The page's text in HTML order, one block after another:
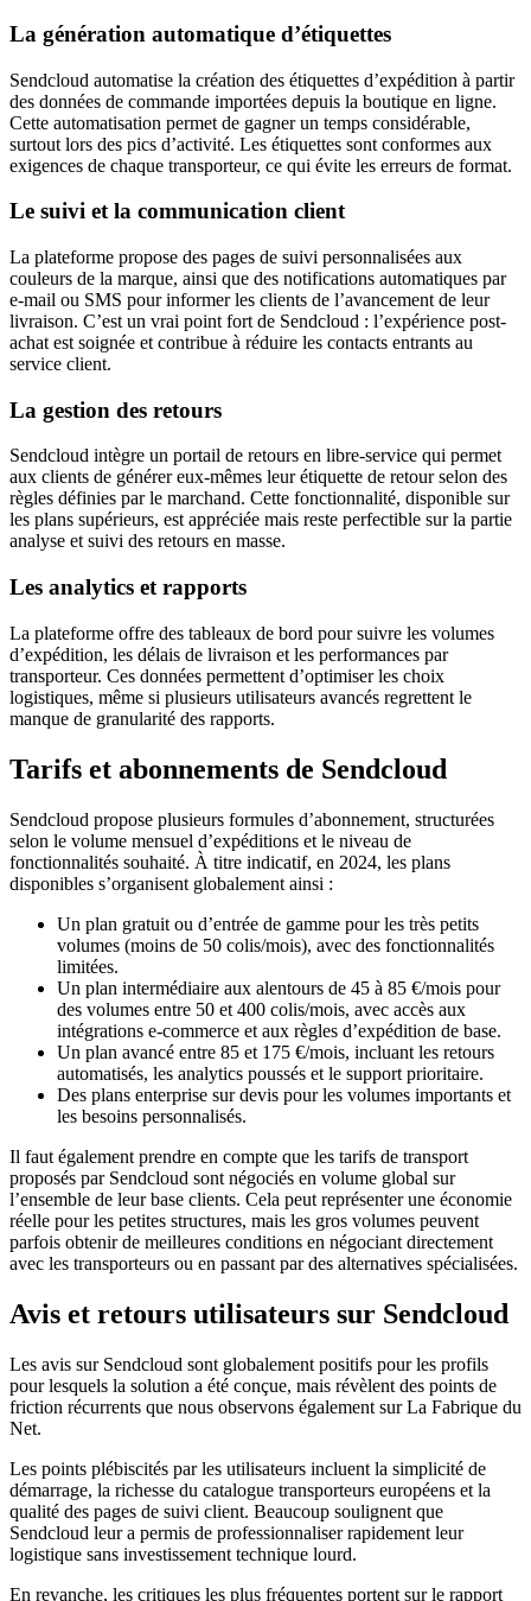
La génération automatique d’étiquettes
Sendcloud automatise la création des étiquettes d’expédition à partir
des données de commande importées depuis la boutique en ligne.
Cette automatisation permet de gagner un temps considérable,
surtout lors des pics d’activité. Les étiquettes sont conformes aux
exigences de chaque transporteur, ce qui évite les erreurs de format.
Le suivi et la communication client
La plateforme propose des pages de suivi personnalisées aux
couleurs de la marque, ainsi que des notifications automatiques par
e-mail ou SMS pour informer les clients de l’avancement de leur
livraison. C’est un vrai point fort de Sendcloud : l’expérience post-
achat est soignée et contribue à réduire les contacts entrants au
service client.
La gestion des retours
Sendcloud intègre un portail de retours en libre-service qui permet
aux clients de générer eux-mêmes leur étiquette de retour selon des
règles définies par le marchand. Cette fonctionnalité, disponible sur
les plans supérieurs, est appréciée mais reste perfectible sur la partie
analyse et suivi des retours en masse.
Les analytics et rapports
La plateforme offre des tableaux de bord pour suivre les volumes
d’expédition, les délais de livraison et les performances par
transporteur. Ces données permettent d’optimiser les choix
logistiques, même si plusieurs utilisateurs avancés regrettent le
manque de granularité des rapports.
Tarifs et abonnements de Sendcloud
Sendcloud propose plusieurs formules d’abonnement, structurées
selon le volume mensuel d’expéditions et le niveau de
fonctionnalités souhaité. À titre indicatif, en 2024, les plans
disponibles s’organisent globalement ainsi :
Un plan gratuit ou d’entrée de gamme pour les très petits
volumes (moins de 50 colis/mois), avec des fonctionnalités
limitées.
Un plan intermédiaire aux alentours de 45 à 85 €/mois pour
des volumes entre 50 et 400 colis/mois, avec accès aux
intégrations e-commerce et aux règles d’expédition de base.
Un plan avancé entre 85 et 175 €/mois, incluant les retours
automatisés, les analytics poussés et le support prioritaire.
Des plans enterprise sur devis pour les volumes importants et
les besoins personnalisés.
Il faut également prendre en compte que les tarifs de transport
proposés par Sendcloud sont négociés en volume global sur
l’ensemble de leur base clients. Cela peut représenter une économie
réelle pour les petites structures, mais les gros volumes peuvent
parfois obtenir de meilleures conditions en négociant directement
avec les transporteurs ou en passant par des alternatives spécialisées.
Avis et retours utilisateurs sur Sendcloud
Les avis sur Sendcloud sont globalement positifs pour les profils
pour lesquels la solution a été conçue, mais révèlent des points de
friction récurrents que nous observons également sur La Fabrique du
Net.
Les points plébiscités par les utilisateurs incluent la simplicité de
démarrage, la richesse du catalogue transporteurs européens et la
qualité des pages de suivi client. Beaucoup soulignent que
Sendcloud leur a permis de professionnaliser rapidement leur
logistique sans investissement technique lourd.
En revanche, les critiques les plus fréquentes portent sur le rapport